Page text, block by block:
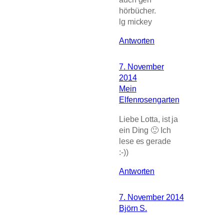
hörbücher.
lg mickey
Antworten
7. November
2014
Mein
Elfenrosengarten
Liebe Lotta, ist ja
ein Ding 🙂 Ich
lese es gerade
:-))
Antworten
7. November 2014
Björn S.